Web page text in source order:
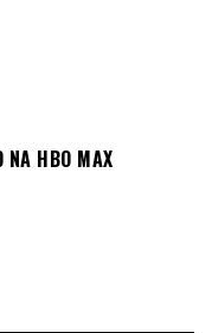
NA HBO MAX